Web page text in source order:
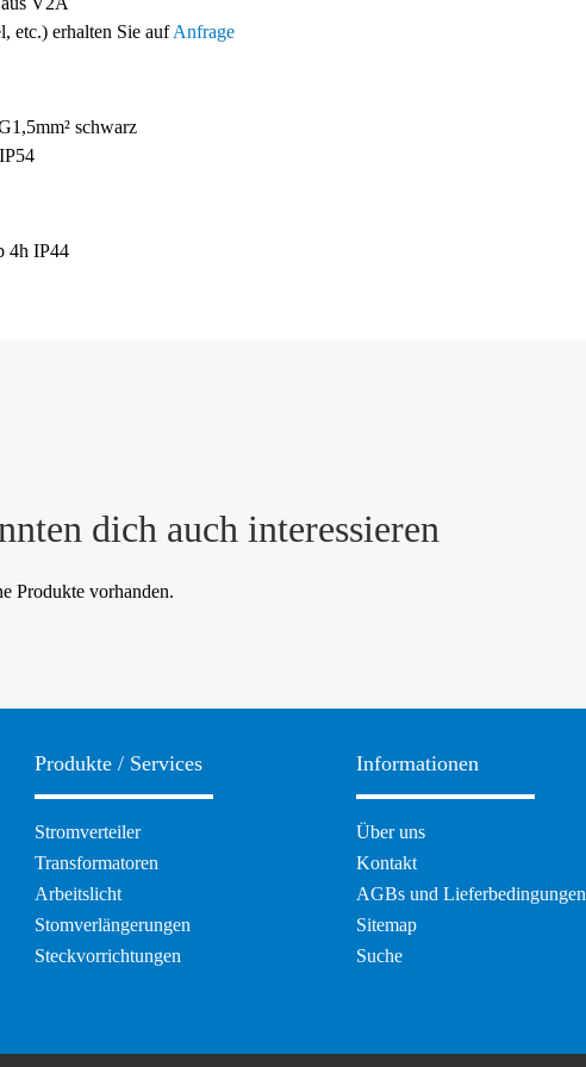
etc.) erhalten Sie aufAnfrage
schwarz
4h IP44
dich auch interessieren
Produkte vorhanden.
Produkte / Services
Navigation
überspringen
Stromverteiler
Transformatoren
Arbeitslicht
Stomverlängerungen
Steckvorrichtungen
Informationen
Navigation
überspringen
Über uns
Kontakt
AGBs und Lieferbedingungen
Sitemap
Suche